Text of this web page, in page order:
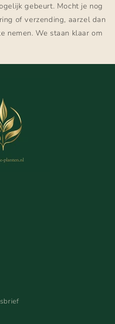
gebeurt. Mocht je nog
of verzending, aarzel dan
nemen. We staan klaar om